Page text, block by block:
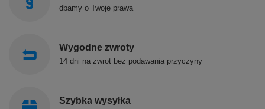
dbamy o Twoje prawa
Wygodne zwroty
14 dni na zwrot bez podawania przyczyny
Szybka wysyłka